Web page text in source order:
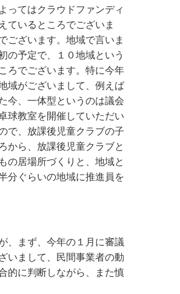
ってはクラウドファンディ
ているところでございま
ございます。地域で言いま
の予定で、１０地域という
ろでございます。特に今年
域がございまして、例えば
今、一体型というのは議会
球教室を開催していただい
で、放課後児童クラブの子
から、放課後児童クラブと
の居場所づくりと、地域と
分ぐらいの地域に推進員を
、まず、今年の１月に審議
いまして、民間事業者の動
的に判断しながら、また慎